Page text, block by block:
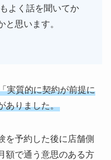
よく話を聞いてか
と思います。
実質的に契約が前提に
ありました。
を予約した後に店舗側
額で通う意思のある方